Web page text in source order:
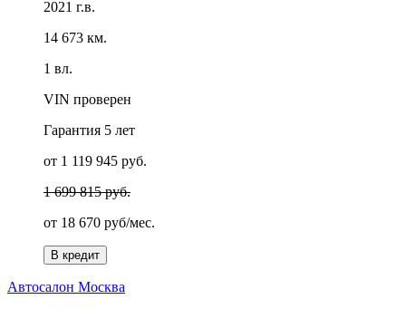
2021 г.в.
14 673 км.
1 вл.
VIN проверен
Гарантия 5 лет
от 1 119 945 руб.
1 699 815 руб.
от 18 670 руб/мес.
В кредит
Автосалон Москва